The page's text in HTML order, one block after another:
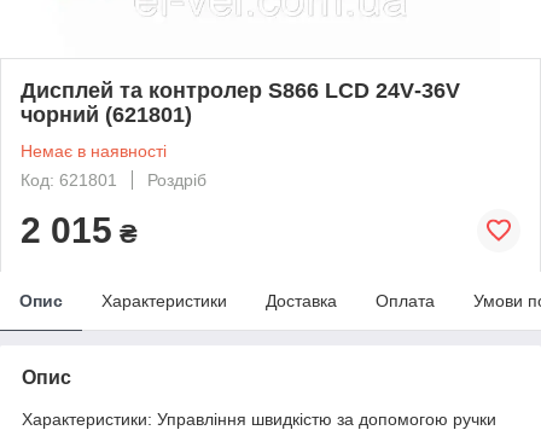
Дисплей та контролер S866 LCD 24V‑36V
чорний (621801)
Немає в наявності
Код: 621801
Роздріб
2 015 ₴
Опис Характеристики Доставка Оплата Умови
Опис
Характеристики: Управління швидкістю за допомогою ручки